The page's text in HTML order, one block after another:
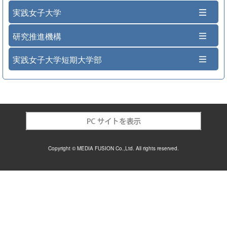
実践女子大学
研究推進機構
実践女子大学短期大学部
Copyright © MEDIA FUSION Co.,Ltd. All rights reserved.